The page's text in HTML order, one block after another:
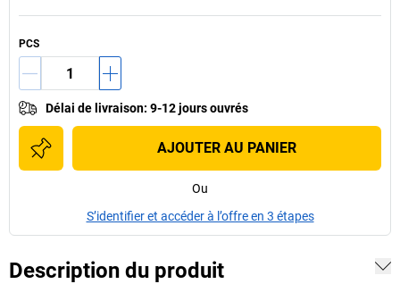
PCS
Délai de livraison: 9-12 jours ouvrés
AJOUTER AU PANIER
Ou
S’identifier et accéder à l’offre en 3 étapes
Description du produit